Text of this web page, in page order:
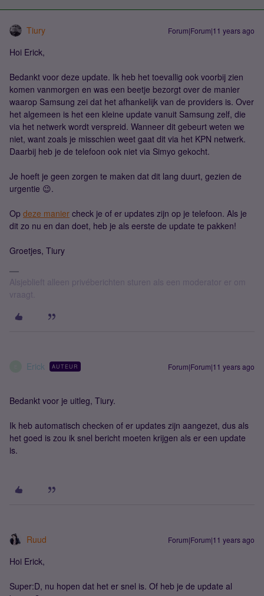
Tiury Forum|Forum|11 years ago
Hoi Erick,
Bedankt voor deze update. Ik heb het toevallig ook voorbij zien
komen vanmorgen en was een beetje bezorgt over de manier
waarop Samsung zei dat het afhankelijk van de providers is. Over
het algemeen is het een kleine update vanuit Samsung zelf, die
via het netwerk wordt verspreid. Wanneer dit gebeurt weten we
niet, want zoals je misschien weet gaat dit via het KPN netwerk.
Daarbij heb je de telefoon ook niet via Simyo gekocht.
Je hoeft je geen zorgen te maken dat dit lang duurt, gezien de
urgentie 😉.
Op deze manier check je of er updates zijn op je telefoon. Als je
dit zo nu en dan doet, heb je als eerste de update te pakken!
Groetjes, Tiury
Alsjeblieft alleen privéberichten sturen als een moderator er om
vraagt.
Erick AUTEUR Forum|Forum|11 years ago
Bedankt voor je uitleg, Tiury.
Ik heb automatisch checken of er updates zijn aangezet, dus als
het goed is zou ik snel bericht moeten krijgen als er een update
is.
Ruud Forum|Forum|11 years ago
Hoi Erick,
Super:D, nu hopen dat het er snel is. Of heb je de update al